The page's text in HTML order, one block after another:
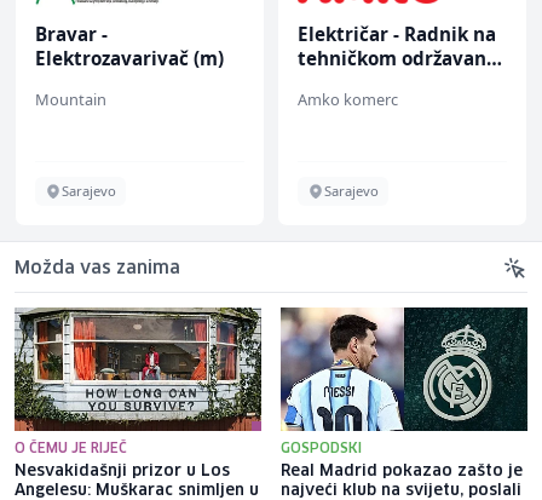
Bravar -
Elektrozavarivač (m)
Mountain
Sarajevo
Električar - Radnik na
tehničkom održavanju
Amko komerc
Sarajevo
Možda vas zanima
O ČEMU JE RIJEČ
Nesvakidašnji prizor u Los
Angelesu: Muškarac snimljen u
GOSPODSKI
Real Madrid pokazao zašto je
najveći klub na svijetu, poslali